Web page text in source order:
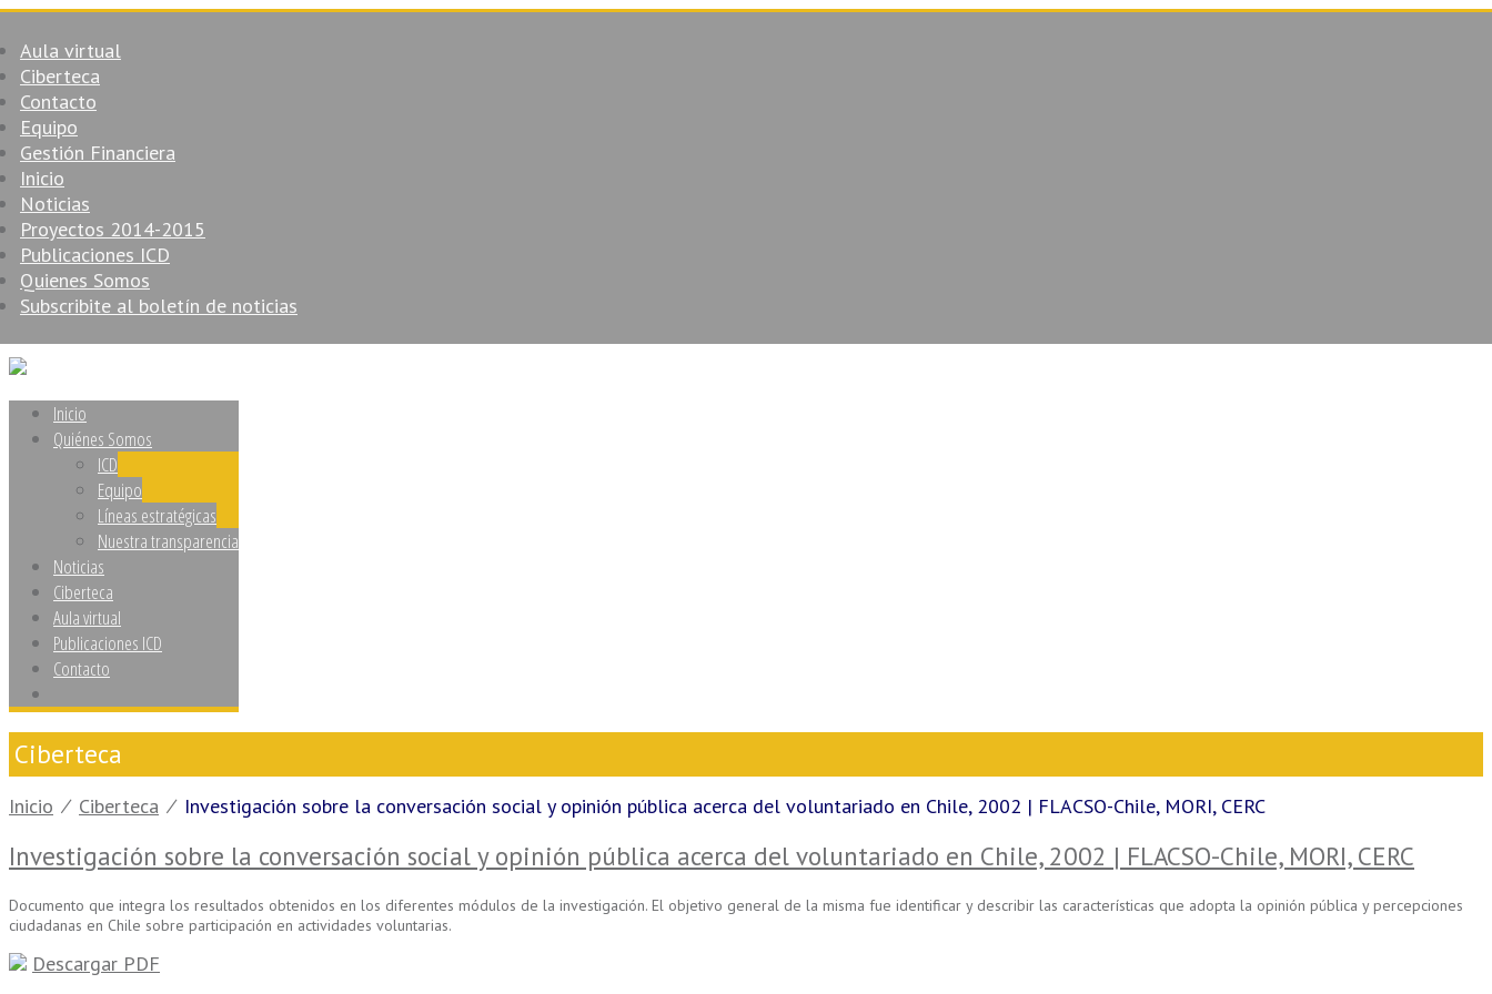
Aula virtual
Ciberteca
Contacto
Equipo
Gestión Financiera
Inicio
Noticias
Proyectos 2014-2015
Publicaciones ICD
Quienes Somos
Subscribite al boletín de noticias
Inicio
Quiénes Somos
ICD
Equipo
Líneas estratégicas
Nuestra transparencia
Noticias
Ciberteca
Aula virtual
Publicaciones ICD
Contacto
Ciberteca
Inicio ⁄ Ciberteca ⁄ Investigación sobre la conversación social y opinión pública acerca del voluntariado en Chile, 2002 | FLACSO-Chile, MORI, CERC
Investigación sobre la conversación social y opinión pública acerca del voluntariado en Chile, 2002 | FLACSO-Chile, MORI, CERC
Documento que integra los resultados obtenidos en los diferentes módulos de la investigación. El objetivo general de la misma fue identificar y describir las características que adopta la opinión pública y percepciones
ciudadanas en Chile sobre participación en actividades voluntarias.
Descargar PDF